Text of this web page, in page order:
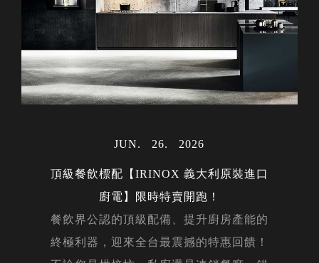
JUN 26 2026
頂級餐飲標配【IRINOX 義大利原裝進口
廚電】限時特賣開跑！
餐飲界公認的頂級配備、提升廚房產能的
終極利器，迎來全台最震撼的特惠回饋！
JUN 22 2026
APR 24 2026
JAN 05 2026
OCT 30 2025
JAN 17 2025
MAY 22 2024
MAY 06 2024
APR 26 2024
MAR 2024
MAR 19 2024
FEB 27 2024
FEB 01 2024
JAN 17 2024
DEC 14
2023
NOV 29 2023
NOV 01 2023
AUG 04 2023
JUL 27 2023
APR 24 2023
APR 20 2023
JAN 31 2023
JAN 10 2023
DEC 15
2022
NOV 21 2022
OCT 14 2022
AUG 27 2022
MAY
12 2022
APR 08 2020
FEB 14 2020
DEC 23 2019
NOV 20 2019
OCT 16 2019
JUN 20 2019
MAY 20 2019
DEC 12 2018